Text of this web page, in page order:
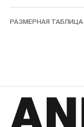
РАЗМЕРНАЯ ТАБЛИЦА